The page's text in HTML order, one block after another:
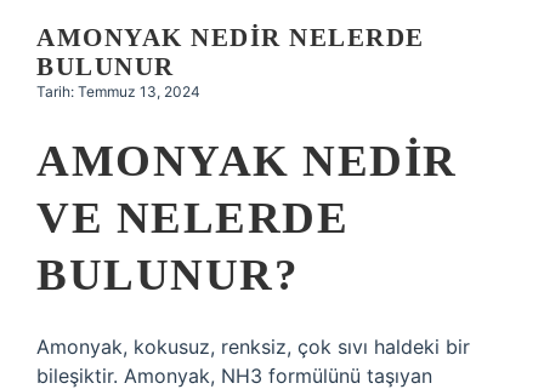
AMONYAK NEDIR NELERDE
BULUNUR
Tarih: Temmuz 13, 2024
AMONYAK NEDIR
VE NELERDE
BULUNUR?
Amonyak, kokusuz, renksiz, çok sıvı haldeki bir
bileşiktir. Amonyak, NH3 formülünü taşıyan